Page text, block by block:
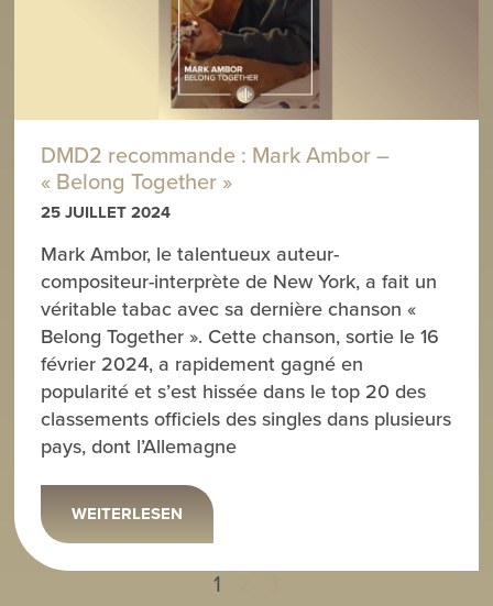
DMD2 recommande : Mark Ambor –
« Belong Together »
25 JUILLET 2024
Mark Ambor, le talentueux auteur-
compositeur-interprète de New York, a fait un
véritable tabac avec sa dernière chanson «
Belong Together ». Cette chanson, sortie le 16
février 2024, a rapidement gagné en
popularité et s’est hissée dans le top 20 des
classements officiels des singles dans plusieurs
pays, dont l’Allemagne
WEITERLESEN
1